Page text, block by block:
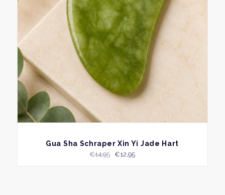
BEKIJK
Gua Sha Schraper Xin Yi Jade Hart
€14,95
Oorspronkelijke
€12,95Huidige